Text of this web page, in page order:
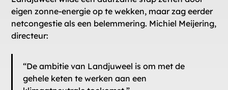
eigen zonne-energie op te wekken, maar zag eerder
netcongestie als een belemmering. Michiel Meijering,
directeur:
“De ambitie van Landjuweel is om met de
gehele keten te werken aan een